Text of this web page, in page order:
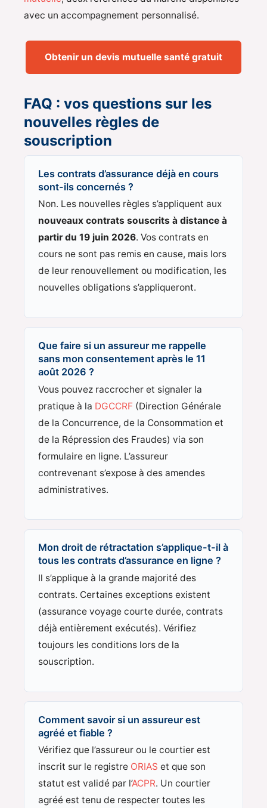
avec un accompagnement personnalisé.
Obtenir un devis mutuelle santé gratuit
FAQ : vos questions sur les
nouvelles règles de
souscription
Les contrats d’assurance déjà en cours
sont-ils concernés ?
Non. Les nouvelles règles s’appliquent aux
nouveaux contrats souscrits à distance à
partir du 19 juin 2026. Vos contrats en
cours ne sont pas remis en cause, mais lors
de leur renouvellement ou modification, les
nouvelles obligations s’appliqueront.
Que faire si un assureur me rappelle
sans mon consentement après le 11
août 2026 ?
Vous pouvez raccrocher et signaler la
pratique à la DGCCRF (Direction Générale
de la Concurrence, de la Consommation et
de la Répression des Fraudes) via son
formulaire en ligne. L’assureur
contrevenant s’expose à des amendes
administratives.
Mon droit de rétractation s’applique-t-il à
tous les contrats d’assurance en ligne ?
Il s’applique à la grande majorité des
contrats. Certaines exceptions existent
(assurance voyage courte durée, contrats
déjà entièrement exécutés). Vérifiez
toujours les conditions lors de la
souscription.
Comment savoir si un assureur est
agréé et fiable ?
Vérifiez que l’assureur ou le courtier est
inscrit sur le registre ORIAS et que son
statut est validé par l’ACPR. Un courtier
agréé est tenu de respecter toutes les